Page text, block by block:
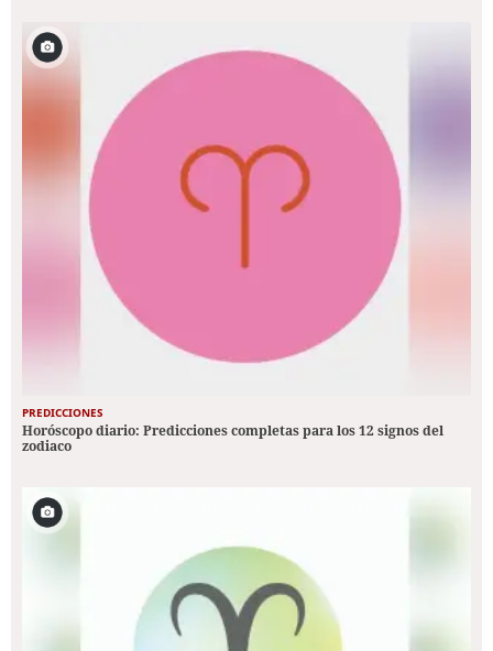
PREDICCIONES
Horóscopo diario: Predicciones completas para los 12 signos del
zodiaco